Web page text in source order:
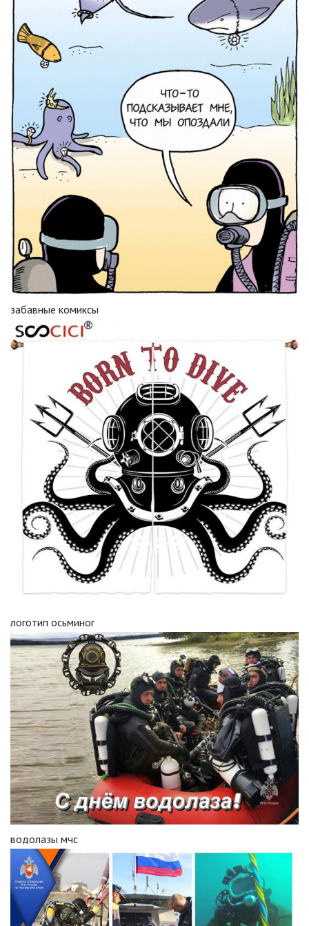
забавные комиксы
логотип осьминог
водолазы мчс